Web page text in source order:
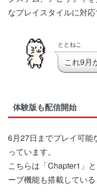
なプレイスタイルに対
ととねこ
これ9
体験版も配信開始
6月27日までプレイ可能
っています。
こちらは「Chapter1」
ーブ機能も搭載している